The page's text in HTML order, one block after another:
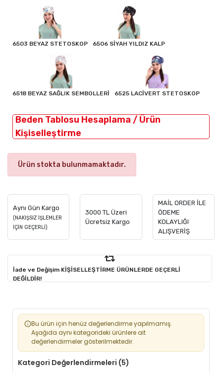
6503 BEYAZ STETOSKOP 6506 SİYAH YILDIZ KALP
6518 BEYAZ SAĞLIK SEMBOLLERİ 6525 LACİVERT STETOSKOP
Beden Tablosu Hesaplama / Ürün
Kişiselleştirme
Ürün stokta bulunmamaktadır.
Aynı Gün Kargo
(NAKIŞSIZ İŞLEMLER
İÇİN GEÇERLİ)
3000 TL Üzeri
Ücretsiz Kargo
MAİL ORDER İLE
ÖDEME
KOLAYLIĞI
ALIŞVERİŞ
İade ve Değişim KİŞİSELLEŞTİRME ÜRÜNLERDE GEÇERLİ
DEĞİLDİR!
Bu ürün için henüz değerlendirme yapılmamış.
Aşağıda aynı kategorideki ürünlere ait
değerlendirmeler gösterilmektedir.
Kategori Değerlendirmeleri (5)